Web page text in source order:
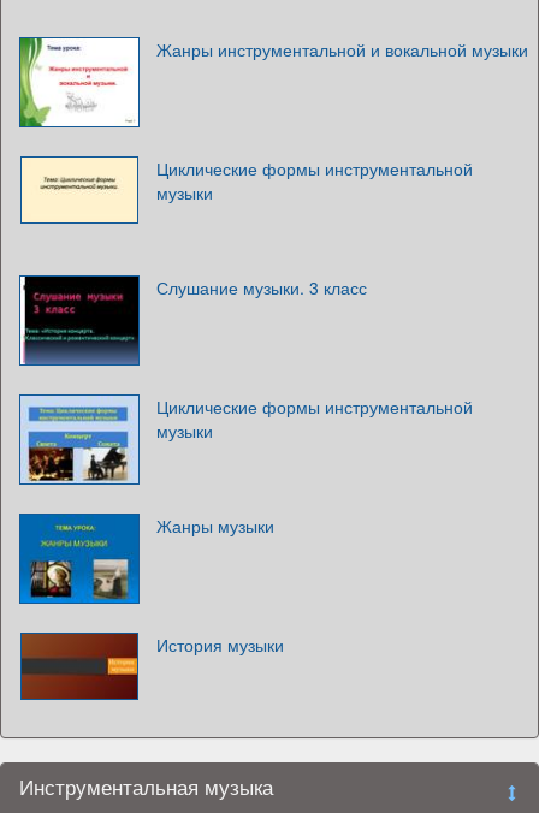
Жанры инструментальной и вокальной музыки
Циклические формы инструментальной
музыки
Слушание музыки. 3 класс
Циклические формы инструментальной
музыки
Жанры музыки
История музыки
Инструментальная музыка